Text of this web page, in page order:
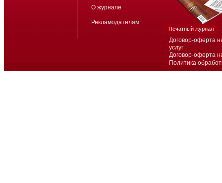
Договор-оферта
услуг
Договор-оферта
Политика
О журнале
Рекламодателям
Печатный журнал